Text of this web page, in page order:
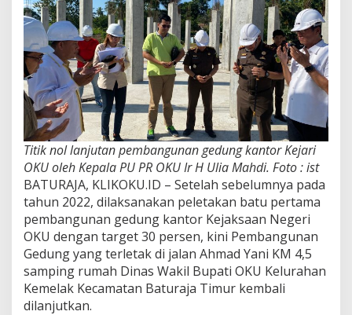
Titik nol lanjutan pembangunan gedung kantor Kejari
OKU oleh Kepala PU PR OKU Ir H Ulia Mahdi. Foto : ist
BATURAJA, KLIKOKU.ID – Setelah sebelumnya pada
tahun 2022, dilaksanakan peletakan batu pertama
pembangunan gedung kantor Kejaksaan Negeri
OKU dengan target 30 persen, kini Pembangunan
Gedung yang terletak di jalan Ahmad Yani KM 4,5
samping rumah Dinas Wakil Bupati OKU Kelurahan
Kemelak Kecamatan Baturaja Timur kembali
dilanjutkan.